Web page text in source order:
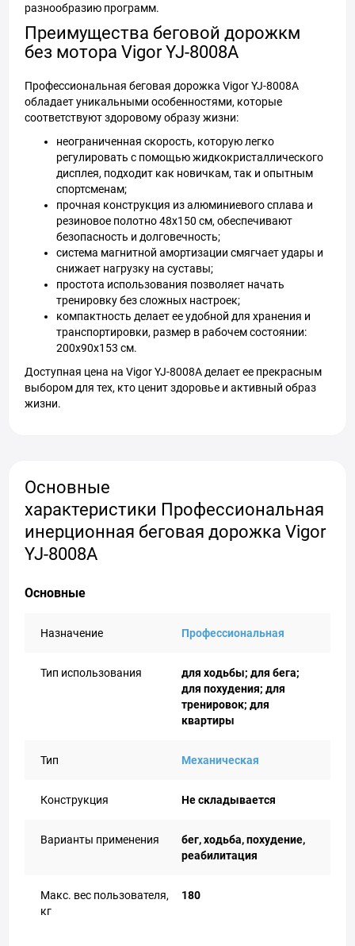
разнообразию программ.
Преимущества беговой дорожкм
без мотора Vigor YJ-8008A
Профессиональная беговая дорожка Vigor YJ-8008A
обладает уникальными особенностями, которые
соответствуют здоровому образу жизни:
неограниченная скорость, которую легко
регулировать с помощью жидкокристаллического
дисплея, подходит как новичкам, так и опытным
спортсменам;
прочная конструкция из алюминиевого сплава и
резиновое полотно 48х150 см, обеспечивают
безопасность и долговечность;
система магнитной амортизации смягчает удары и
снижает нагрузку на суставы;
простота использования позволяет начать
тренировку без сложных настроек;
компактность делает ее удобной для хранения и
транспортировки, размер в рабочем состоянии:
200х90х153 см.
Доступная цена на Vigor YJ-8008A делает ее прекрасным
выбором для тех, кто ценит здоровье и активный образ
жизни.
Основные
характеристики Профессиональная
инерционная беговая дорожка Vigor
YJ-8008A
Основные
Назначение Профессиональная
Тип использования
для ходьбы; для бега;
для похудения; для
тренировок; для
квартиры
Тип Механическая
Конструкция Не складывается
Варианты применения
бег, ходьба, похудение,
реабилитация
Макс. вес пользователя,
кг
180